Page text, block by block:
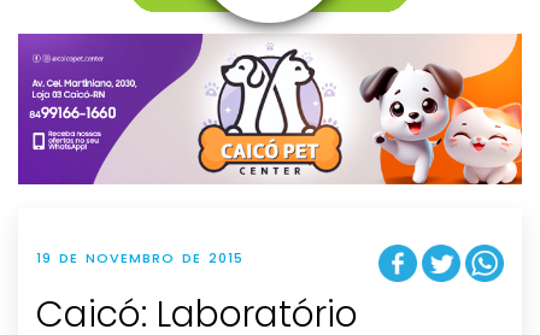
v
g
t
i
o
n
19 DE NOVEMBRO DE 2015
Caicó: Laboratório